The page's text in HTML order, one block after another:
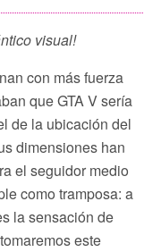
visual!
con más fuerza
que GTA V sería
de la ubicación del
dimensiones han
el seguidor medio
como tramposa: a
la sensación de
este